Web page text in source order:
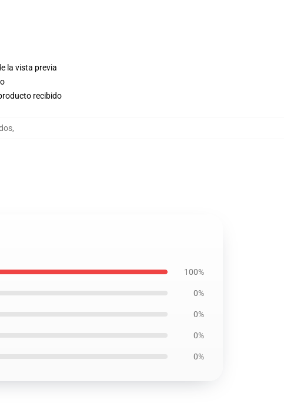
la vista previa
recibido
,
100%
0%
0%
0%
0%